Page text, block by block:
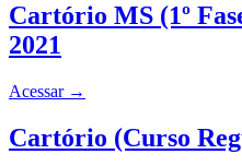
Cartório MS (1º
2021
Acessar →
Cartório (Curso